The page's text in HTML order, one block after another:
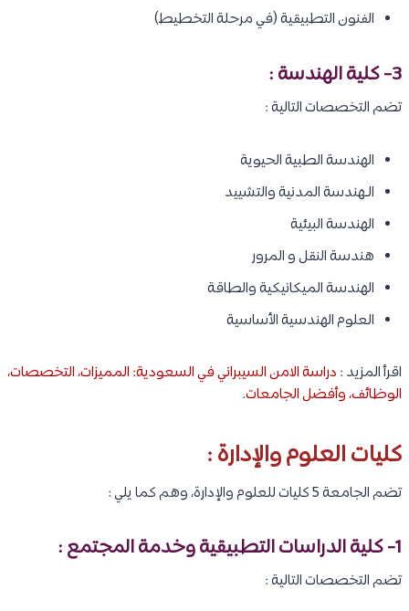
الفنون التطبيقية (في مرحلة التخطيط)
3- كلية الهندسة :
تضم التخصصات التالية :
الهندسة الطبية الحيوية
الـهندسة المدنية والتشييد
الهندسة البيئية
هندسة النقل و المرور
الهندسة الميكانيكية والطاقة
العلوم الهندسية الأساسية
اقرأ المزيد : دراسة الامن السيبراني في السعودية: المميزات، التخصصات،
الوظائف، وأفضل الجامعات.
كليات العلوم والإدارة :
تضم الجامعة 5 كليات للعلوم والإدارة، وهم كما يلي :
1- كلية الدراسات التطبيقية وخدمة المجتمع :
تضم التخصصات التالية :